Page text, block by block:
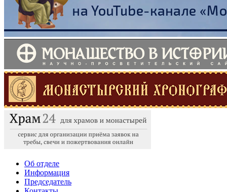
Об отделе
Информация
Председатель